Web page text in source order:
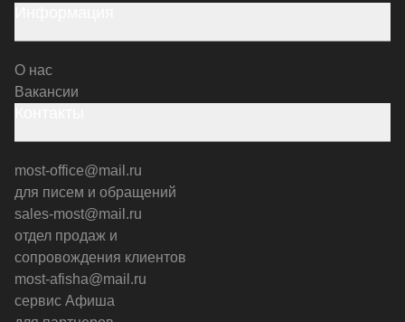
О нас
Вакансии
most-office@mail.ru
для писем и обращений
sales-most@mail.ru
отдел продаж и
сопровождения клиентов
most-afisha@mail.ru
сервис Афиша